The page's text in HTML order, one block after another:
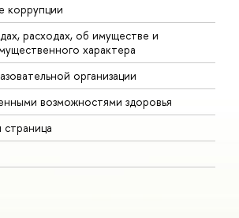
коррупции
расходах, об имуществе и
характера
организации
возможностями здоровья
страница